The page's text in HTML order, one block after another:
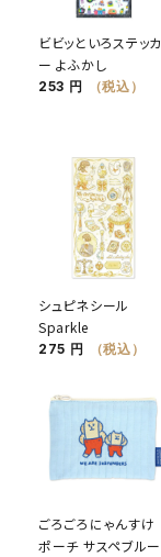
ビビッといろステッカ
ー よふかし
253 円 （税込）
シュピネシール
Sparkle
275 円 （税込）
ごろごろにゃんすけ
ポーチ サスペブルー